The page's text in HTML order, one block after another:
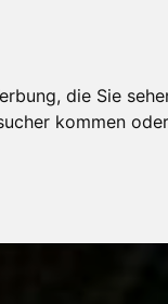
die Sie
kommen